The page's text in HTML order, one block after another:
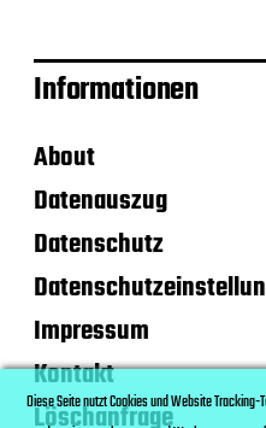
Informationen
About
Datenauszug
Datenschutz
Impressum
Kontakt
Löschanfrage
Diese Seite nutzt Cookies und Website